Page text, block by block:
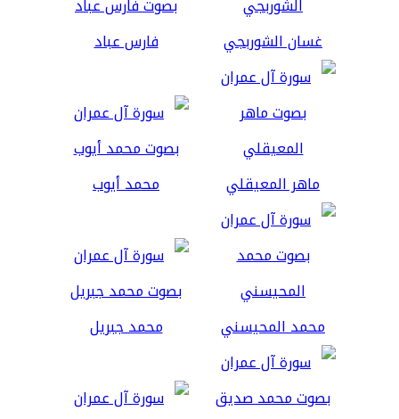
غسان الشوربجي فارس عباد
ماهر المعيقلي محمد أيوب
محمد المحيسني محمد جبريل